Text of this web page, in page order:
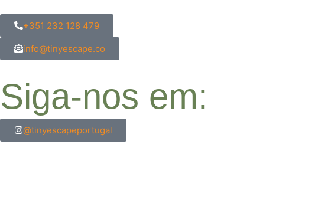
conteúdo
+351 232 128 479
info@tinyescape.co
Siga-nos em:
@tinyescapeportugal